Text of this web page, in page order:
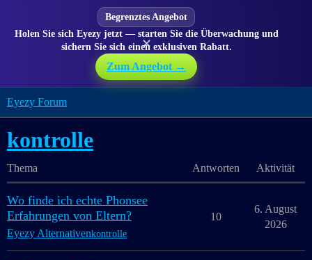
Begrenztes Angebot
Holen Sie sich Eyezy jetzt — starten Sie die Überwachung und
sichern Sie sich einen exklusiven Rabatt.
Zum Angebot →
✕
Eyezy Forum
kontrolle
Thema Antworten Aktivität
Wo finde ich echte Phonsee
Erfahrungen von Eltern?
Eyezy Alternativenkontrolle
10
6. August
2026